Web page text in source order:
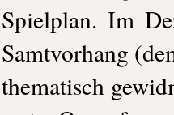
Spielplan. Im
Samtvorhang
thematisch